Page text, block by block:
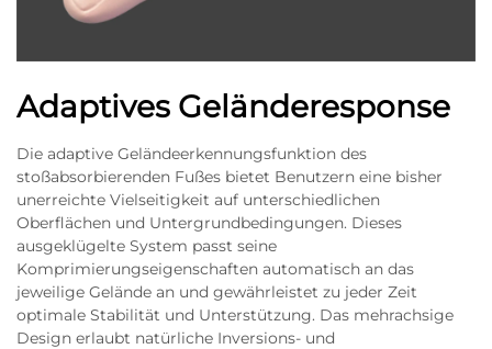
Adaptives Geländeresponse
Die adaptive Geländeerkennungsfunktion des
stoßabsorbierenden Fußes bietet Benutzern eine bisher
unerreichte Vielseitigkeit auf unterschiedlichen
Oberflächen und Untergrundbedingungen. Dieses
ausgeklügelte System passt seine
Komprimierungseigenschaften automatisch an das
jeweilige Gelände an und gewährleistet zu jeder Zeit
optimale Stabilität und Unterstützung. Das mehrachsige
Design erlaubt natürliche Inversions- und